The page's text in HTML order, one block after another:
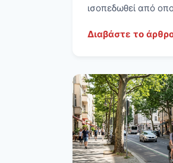
ισοπεδωθεί από
Διαβάστε το